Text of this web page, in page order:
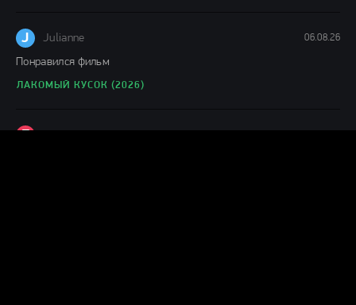
J Julianne 06.08.26
Понравился фильм
ЛАКОМЫЙ КУСОК (2026)